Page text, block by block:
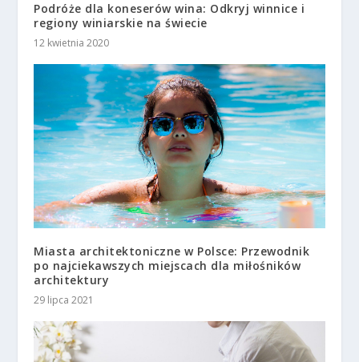
Podróże dla koneserów wina: Odkryj winnice i
regiony winiarskie na świecie
12 kwietnia 2020
Miasta architektoniczne w Polsce: Przewodnik
po najciekawszych miejscach dla miłośników
architektury
29 lipca 2021